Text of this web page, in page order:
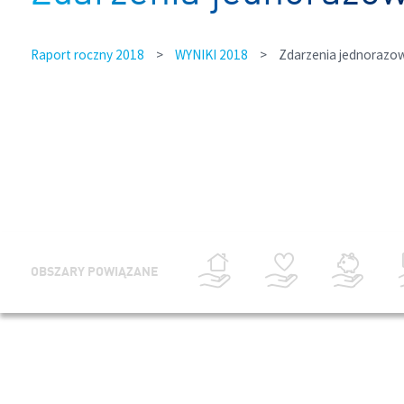
Raport roczny 2018 > WYNIKI 2018 > Zdarzenia
OBSZARY POWIĄZANE